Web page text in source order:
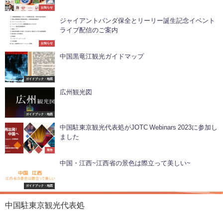
お知らせ
お知らせ
ジャイアントパンダ保全とリーリー誕生記念イベント
ライブ配信のご案内
ガイドブック・地図
中国黒竜江観光ガイドマップ
ガイドブック・地図
広州観光図
報告
中国駐東京観光代表処がJOTC Webinars 2023に参加し
ました
ガイドブック・地図
中国・江西~江西省の景色は際立って美しい~
中国駐東京観光代表処